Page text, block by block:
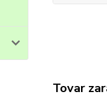
Tovar